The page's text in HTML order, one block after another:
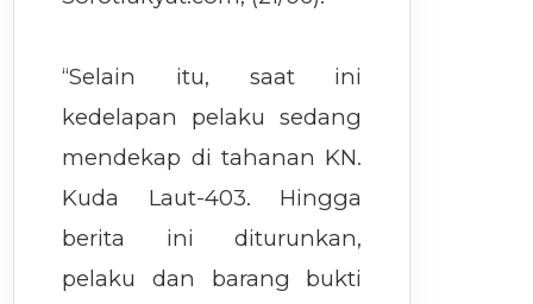
“Selain itu, saat ini
kedelapan pelaku sedang
mendekap di tahanan KN.
Kuda Laut-403. Hingga
berita ini diturunkan,
pelaku dan barang bukti